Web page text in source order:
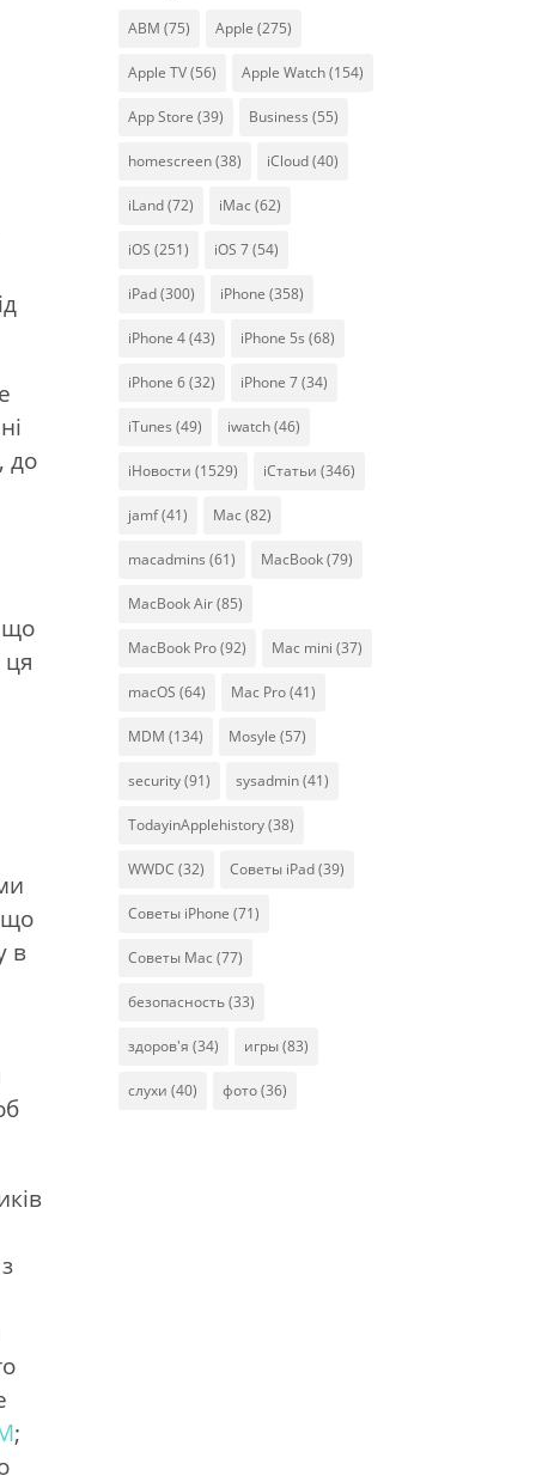
до
що
що
в
;
ABM (75) Apple (275)
Apple TV(56) Apple Watch(154)
App Store (39) Business (55)
homescreen(38) iCloud(40)
iLand(72) iMac (62)
iOS (251) iOS 7(54)
iPad(300) iPhone (358)
iPhone 4(43) iPhone 5s (68)
iPhone 6(32) iPhone 7(34)
iTunes (49) iwatch(46)
iНовости (1529) iСтатьи (346)
jamf(41) Mac (82)
macadmins (61) MacBook(79)
MacBook Air(85)
MacBook Pro(92) Mac mini (37)
macOS (64) Mac Pro(41)
MDM (134) Mosyle (57)
security(91) sysadmin(41)
TodayinApplehistory(38)
WWDC (32) Советы iPad(39)
Советы iPhone (71)
Советы Mac (77)
безопасность(33)
здоров'я (34) игры(83)
слухи (40) фото(36)